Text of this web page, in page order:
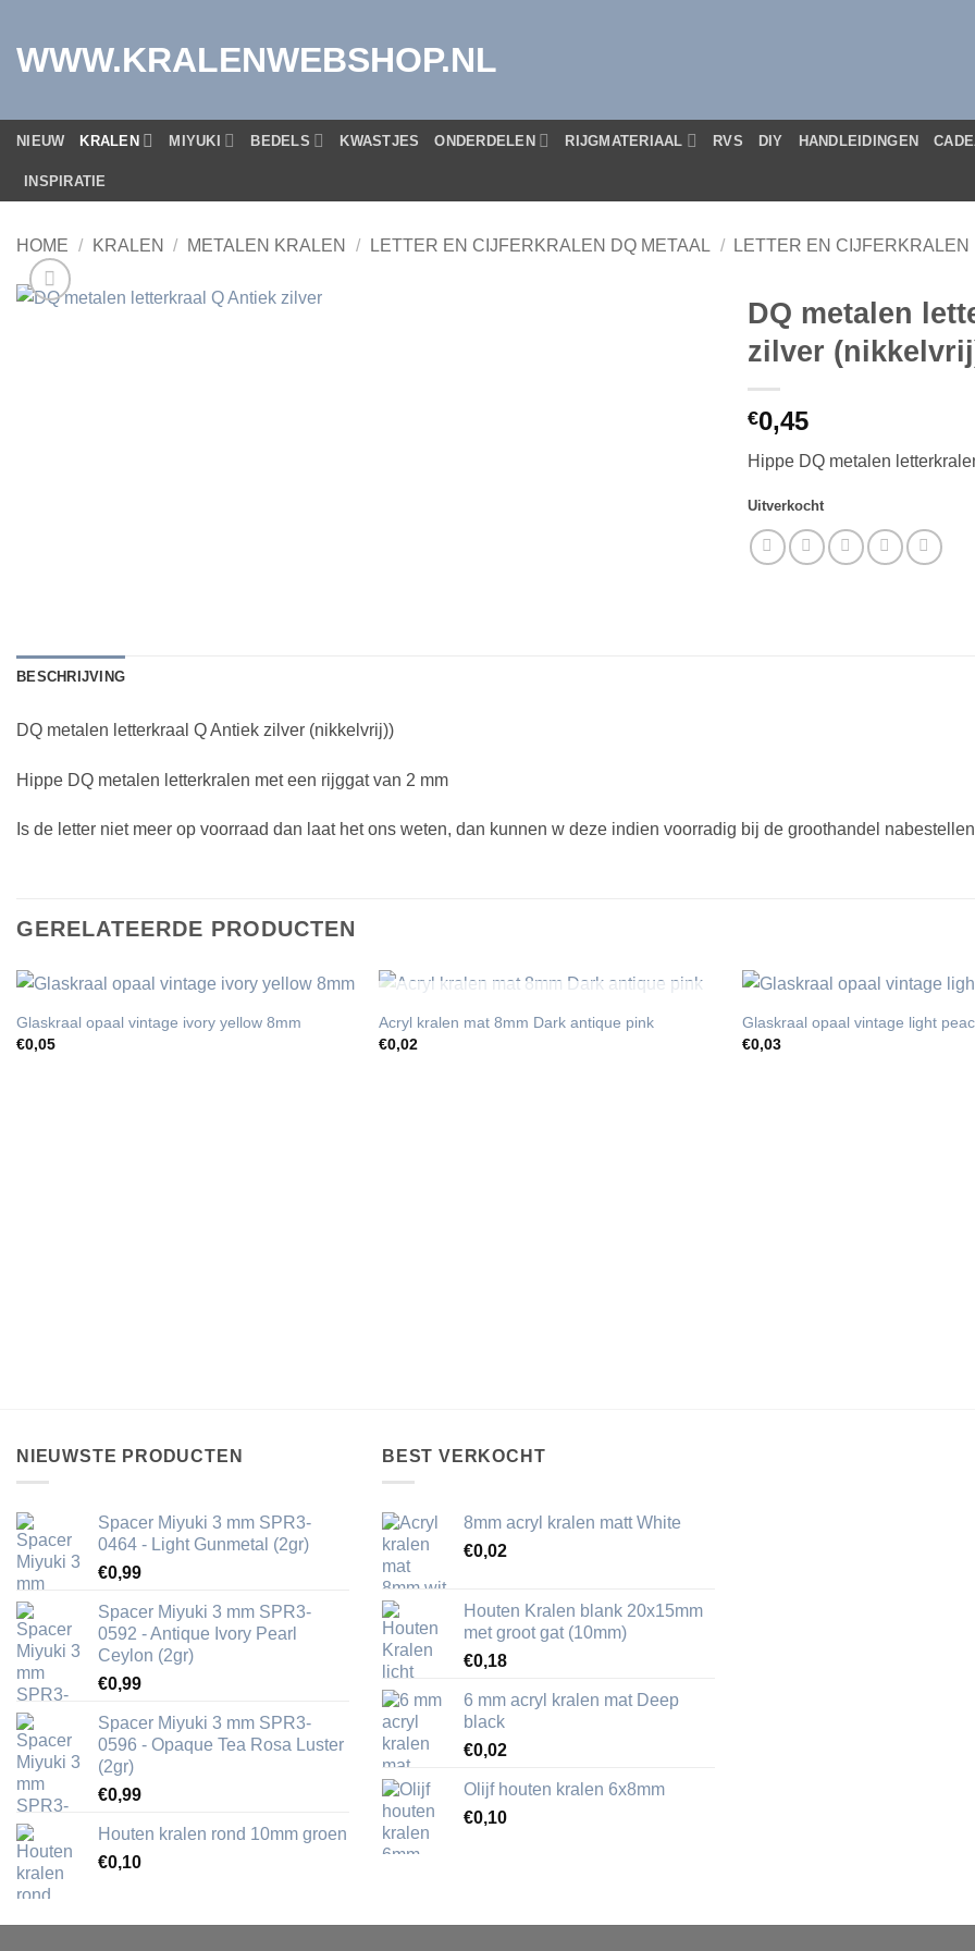
inhoud
WWW.KRALENWEBSHOP.NL
NIEUW KRALEN MIYUKI BEDELS KWASTJES ONDERDELEN RIJGMATERIAAL RVS DIY HANDLEIDINGEN
INSPIRATIE
HOME / KRALEN / METALEN KRALEN / LETTER EN CIJFERKRALEN DQ METAAL / LETTER EN
DQ metalen
zilver
€0,45
Hippe DQ metalen
Uitverkocht
BESCHRIJVING
DQ metalen letterkraal Q Antiek zilver (nikkelvrij))
Hippe DQ metalen letterkralen met een rijggat van 2 mm
Is de letter niet meer op voorraad dan laat het ons weten, dan kunnen w deze indien voorradig bij de groothandel
GERELATEERDE PRODUCTEN
Glaskraal opaal vintage ivory yellow 8mm
€0,05
UITVERKOCHT
Acryl kralen mat 8mm Dark antique pink
€0,02
Glaskraal opaal vintage light
€0,03
NIEUWSTE PRODUCTEN
Spacer Miyuki 3 mm SPR3-
0464 - Light Gunmetal (2gr)
€0,99
Spacer Miyuki 3 mm SPR3-
0592 - Antique Ivory Pearl
Ceylon (2gr)
€0,99
Spacer Miyuki 3 mm SPR3-
0596 - Opaque Tea Rosa Luster
(2gr)
€0,99
Houten kralen rond 10mm groen
€0,10
BEST VERKOCHT
8mm acryl kralen matt White
€0,02
Houten Kralen blank 20x15mm
met groot gat (10mm)
€0,18
6 mm acryl kralen mat Deep
black
€0,02
Olijf houten kralen 6x8mm
€0,10